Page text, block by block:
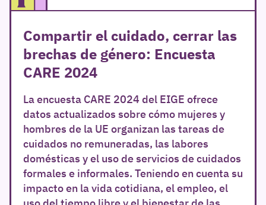
Compartir el cuidado, cerrar las
brechas de género: Encuesta
CARE 2024
La encuesta CARE 2024 del EIGE ofrece
datos actualizados sobre cómo mujeres y
hombres de la UE organizan las tareas de
cuidados no remuneradas, las labores
domésticas y el uso de servicios de cuidados
formales e informales. Teniendo en cuenta su
impacto en la vida cotidiana, el empleo, el